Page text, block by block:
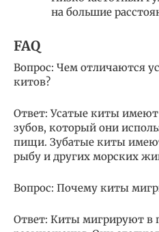
на большие
FAQ
Вопрос: Чем отличаются
китов?
Ответ: Усатые киты
зубов, который они
пищи. Зубатые киты
рыбу и других морских
Вопрос: Почему киты
Ответ: Киты мигрируют в